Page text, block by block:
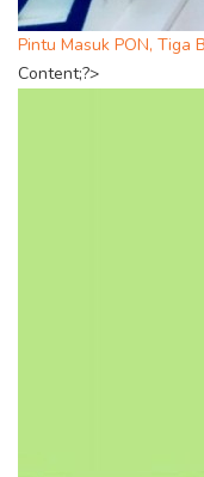
Pintu Masuk PON, Tiga
Content;?>